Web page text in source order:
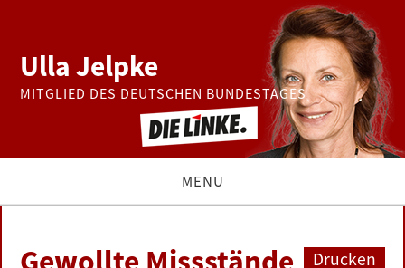
Ulla Jelpke
MITGLIED DES DEUTSCHEN BUNDESTAGES
MENU
Drucken